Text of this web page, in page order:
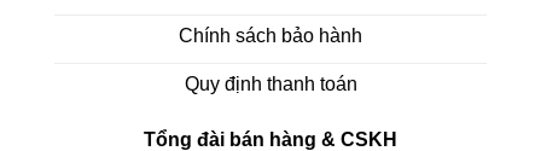
Chính sách bảo hành
Quy định thanh toán
Tổng đài bán hàng & CSKH